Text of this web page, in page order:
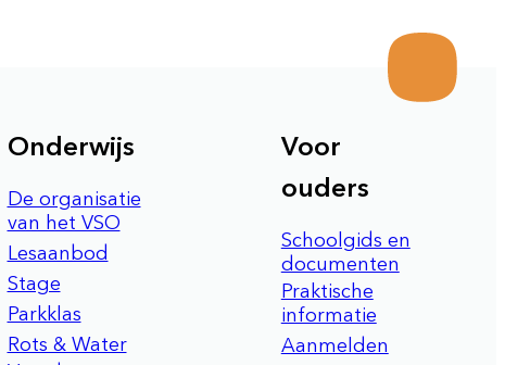
Onderwijs
De organisatie
van het VSO
Lesaanbod
Stage
Parkklas
Rots & Water
Voor
ouders
Schoolgids en
documenten
Praktische
informatie
Aanmelden